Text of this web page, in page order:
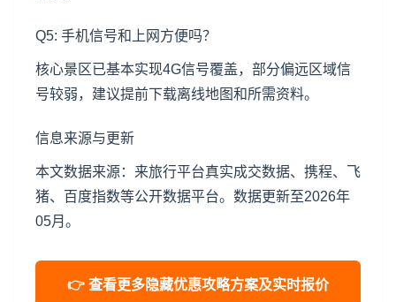
Q5: 手机信号和上网方便吗？
核心景区已基本实现4G信号覆盖，部分偏远区域信
号较弱，建议提前下载离线地图和所需资料。
信息来源与更新
本文数据来源：来旅行平台真实成交数据、携程、飞
猪、百度指数等公开数据平台。数据更新至2026年
05月。
👉 查看更多隐藏优惠攻略方案及实时报价